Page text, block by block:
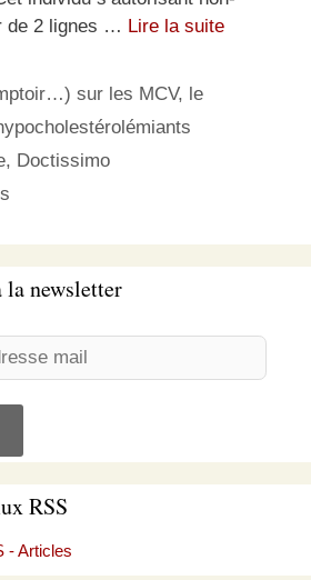
de 2 lignes … Lire la suite
sur les MCV, le
, Doctissimo
la newsletter
RSS
- Articles